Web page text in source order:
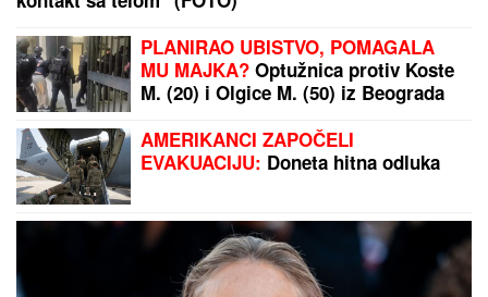
"IMAO SAM PET PROPUŠTENIH POZIVA"
Tanasijević i dalje u ogromnom strahu za svoju
porodicu, požar se približio njihovoj kući: "Prva reč
koju sam čuo - IZGOREĆEMO"